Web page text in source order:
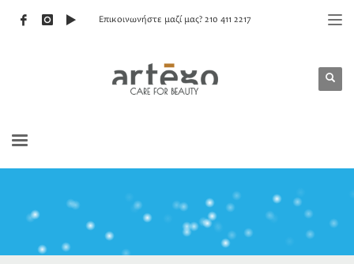
Επικοινωνήστε μαζί μας? 210 411 2217